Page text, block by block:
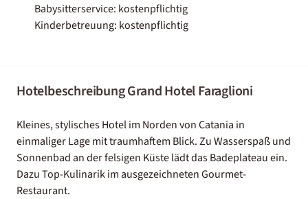
Babysitterservice: kostenpflichtig
Kinderbetreuung: kostenpflichtig
Hotelbeschreibung Grand Hotel Faraglioni
Kleines, stylisches Hotel im Norden von Catania in
einmaliger Lage mit traumhaftem Blick. Zu Wasserspaß und
Sonnenbad an der felsigen Küste lädt das Badeplateau ein.
Dazu Top-Kulinarik im ausgezeichneten Gourmet-
Restaurant.